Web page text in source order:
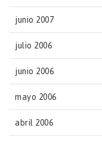
junio 2007
julio 2006
junio 2006
mayo 2006
abril 2006